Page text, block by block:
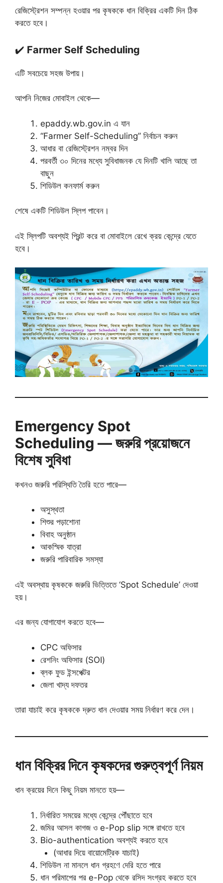
রেজিস্ট্রেশন সম্পন্ন হওয়ার পর কৃষককে ধান বিক্রির একটি দিন ঠিক
করতে হবে।
✔️ Farmer Self Scheduling
এটি সবচেয়ে সহজ উপায়।
আপনি নিজের মোবাইল থেকে—
epaddy.wb.gov.in এ যান
“Farmer Self-Scheduling” নির্বাচন করুন
আধার বা রেজিস্ট্রেশন নম্বর দিন
পরবর্তী ৩০ দিনের মধ্যে সুবিধাজনক যে দিনটি খালি আছে তা
বাছুন
শিডিউল কনফার্ম করুন
শেষে একটি শিডিউল স্লিপ পাবেন।
এই স্লিপটি অবশ্যই প্রিন্ট করে বা মোবাইলে রেখে ক্রয় কেন্দ্রে যেতে
হবে।
Emergency Spot
Scheduling — জরুরি প্রয়োজনে
বিশেষ সুবিধা
কখনও জরুরি পরিস্থিতি তৈরি হতে পারে—
অসুস্থতা
শিশুর পড়াশোনা
বিবাহ অনুষ্ঠান
আকস্মিক যাত্রা
জরুরি পারিবারিক সমস্যা
এই অবস্থায় কৃষককে জরুরি ভিত্তিতে ‘Spot Schedule’ দেওয়া
হয়।
এর জন্য যোগাযোগ করতে হবে—
CPC অফিসার
রেশনিং অফিসার (SOI)
ব্লক ফুড ইন্সপেক্টর
জেলা খাদ্য দফতর
তারা যাচাই করে কৃষককে দ্রুত ধান দেওয়ার সময় নির্ধারণ করে দেন।
ধান বিক্রির দিনে কৃষকদের গুরুত্বপূর্ণ নিয়ম
ধান ক্রয়ের দিনে কিছু নিয়ম মানতে হয়—
নির্ধারিত সময়ের মধ্যে কেন্দ্রে পৌঁছাতে হবে
জমির আসল কাগজ ও e-Pop slip সঙ্গে রাখতে হবে
Bio-authentication অবশ্যই করতে হবে
(আধার দিয়ে বায়োমেট্রিক যাচাই)
শিডিউল না মানলে ধান গ্রহণে দেরি হতে পারে
ধান পরিমাপের পর e-Pop থেকে রসিদ সংগ্রহ করতে হবে